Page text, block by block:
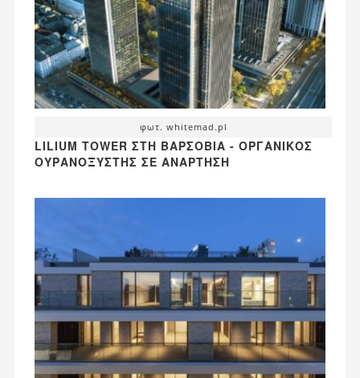
φωτ. whitemad.pl
LILIUM TOWER ΣΤΗ ΒΑΡΣΟΒΊΑ - ΟΡΓΑΝΙΚΌΣ
ΟΥΡΑΝΟΞΎΣΤΗΣ ΣΕ ΑΝΆΡΤΗΣΗ